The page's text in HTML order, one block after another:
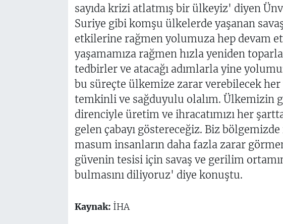
sayıda krizi atlatmış bir ülkeyiz' diyen
Suriye gibi komşu ülkelerde yaşanan
etkilerine rağmen yolumuza hep devam
yaşamamıza rağmen hızla yeniden
tedbirler ve atacağı adımlarla yine
bu süreçte ülkemize zarar verebilecek her
temkinli ve sağduyulu olalım. Ülkemizin
direnciyle üretim ve ihracatımızı her
gelen çabayı göstereceğiz. Biz
masum insanların daha fazla zarar
güvenin tesisi için savaş ve gerilim
bulmasını diliyoruz' diye konuştu.
Kaynak: İHA